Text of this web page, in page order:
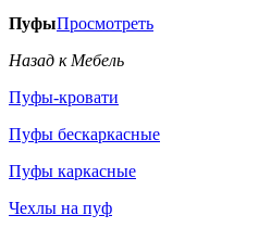
ПуфыПросмотреть
Назад к Мебель
Пуфы-кровати
Пуфы бескаркасные
Пуфы каркасные
Чехлы на пуф